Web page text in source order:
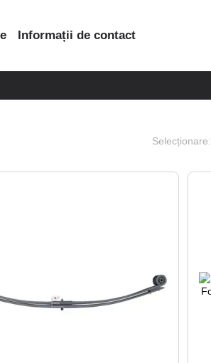
Informații de contact
Selecționare: